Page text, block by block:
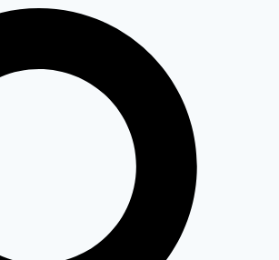
ने कहा- ‘वंदे मातरम्’ राष्ट्र की आत्मा, पहचान और
Manesar land scam case में पूर्व CM
भूपेंद्र हुड्डा को हाईकोर्ट का झटका, अब CBI की
स्पेशल कोर्ट में होगी सुनवाई Relief to farmers :
Haryana के किसानों को ‘नायाब’ राहत, CM
सैनी ने 6 महीने के लिए बिजली बिल किया माफ !
Elderly people will get respect and